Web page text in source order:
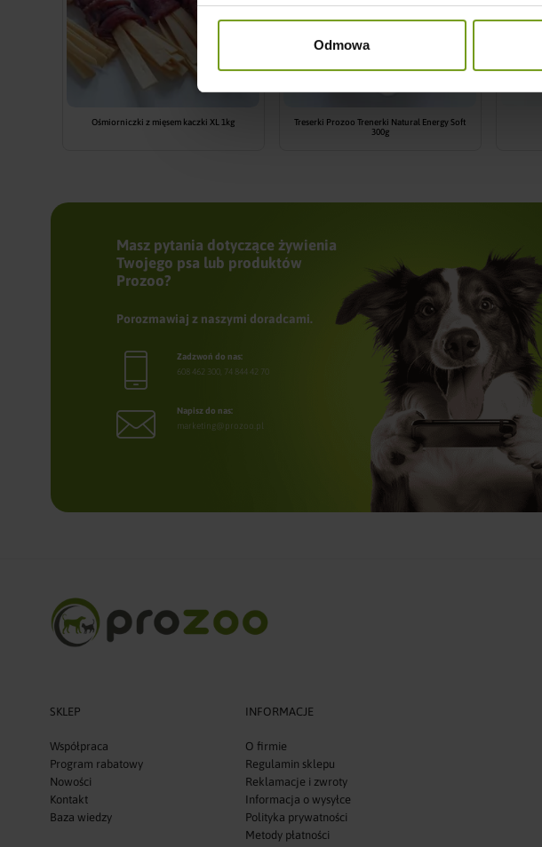
Odmowa
Ośmiorniczki z mięsem kaczki XL 1kg
Treserki Prozoo Trenerki Natural Energy Soft
300g
Masz pytania dotyczące żywienia
Twojego psa lub produktów
Prozoo?
Porozmawiaj z naszymi doradcami.
Zadzwoń do nas:
608 462 300 74 844 42 70
Napisz do nas:
marketing@prozoo.pl
SKLEP
Współpraca
Program rabatowy
Nowości
Kontakt
Baza wiedzy
INFORMACJE
O firmie
Regulamin sklepu
Reklamacje i zwroty
Informacja o wysyłce
Polityka prywatności
Metody płatności